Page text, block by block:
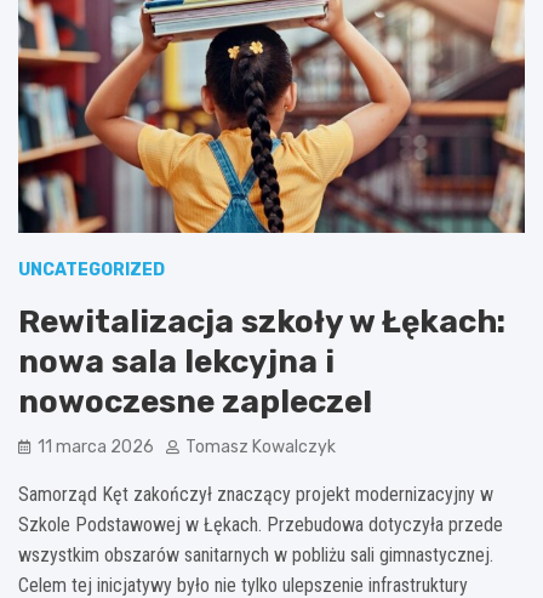
UNCATEGORIZED
Rewitalizacja szkoły w Łękach:
nowa sala lekcyjna i
nowoczesne zaplecze!
11 marca 2026 Tomasz Kowalczyk
Samorząd Kęt zakończył znaczący projekt modernizacyjny w
Szkole Podstawowej w Łękach. Przebudowa dotyczyła przede
wszystkim obszarów sanitarnych w pobliżu sali gimnastycznej.
Celem tej inicjatywy było nie tylko ulepszenie infrastruktury